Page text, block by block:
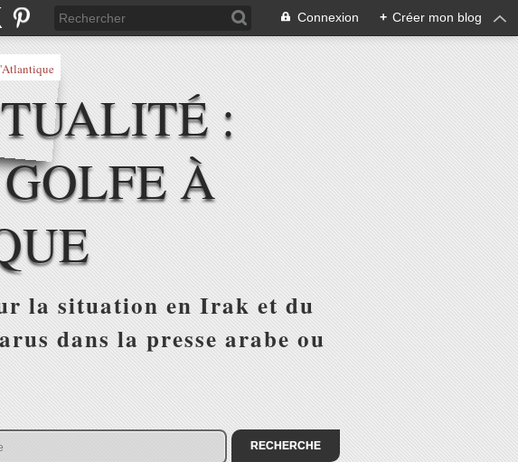
Connexion + Créer mon blog
:
À
la situation en Irak et du
dans la presse arabe ou